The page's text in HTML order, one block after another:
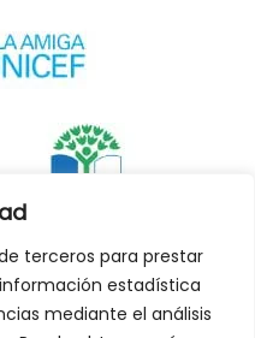
terceros para prestar
estadística
mediante el análisis
de privacidad